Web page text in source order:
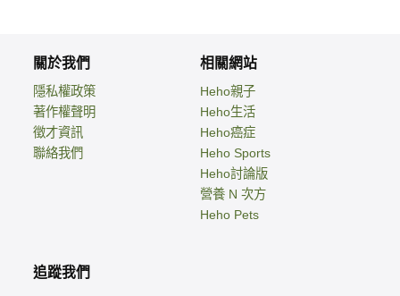
關於我們
隱私權政策
著作權聲明
徵才資訊
聯絡我們
相關網站
Heho親子
Heho生活
Heho癌症
Heho Sports
Heho討論版
營養 N 次方
Heho Pets
追蹤我們